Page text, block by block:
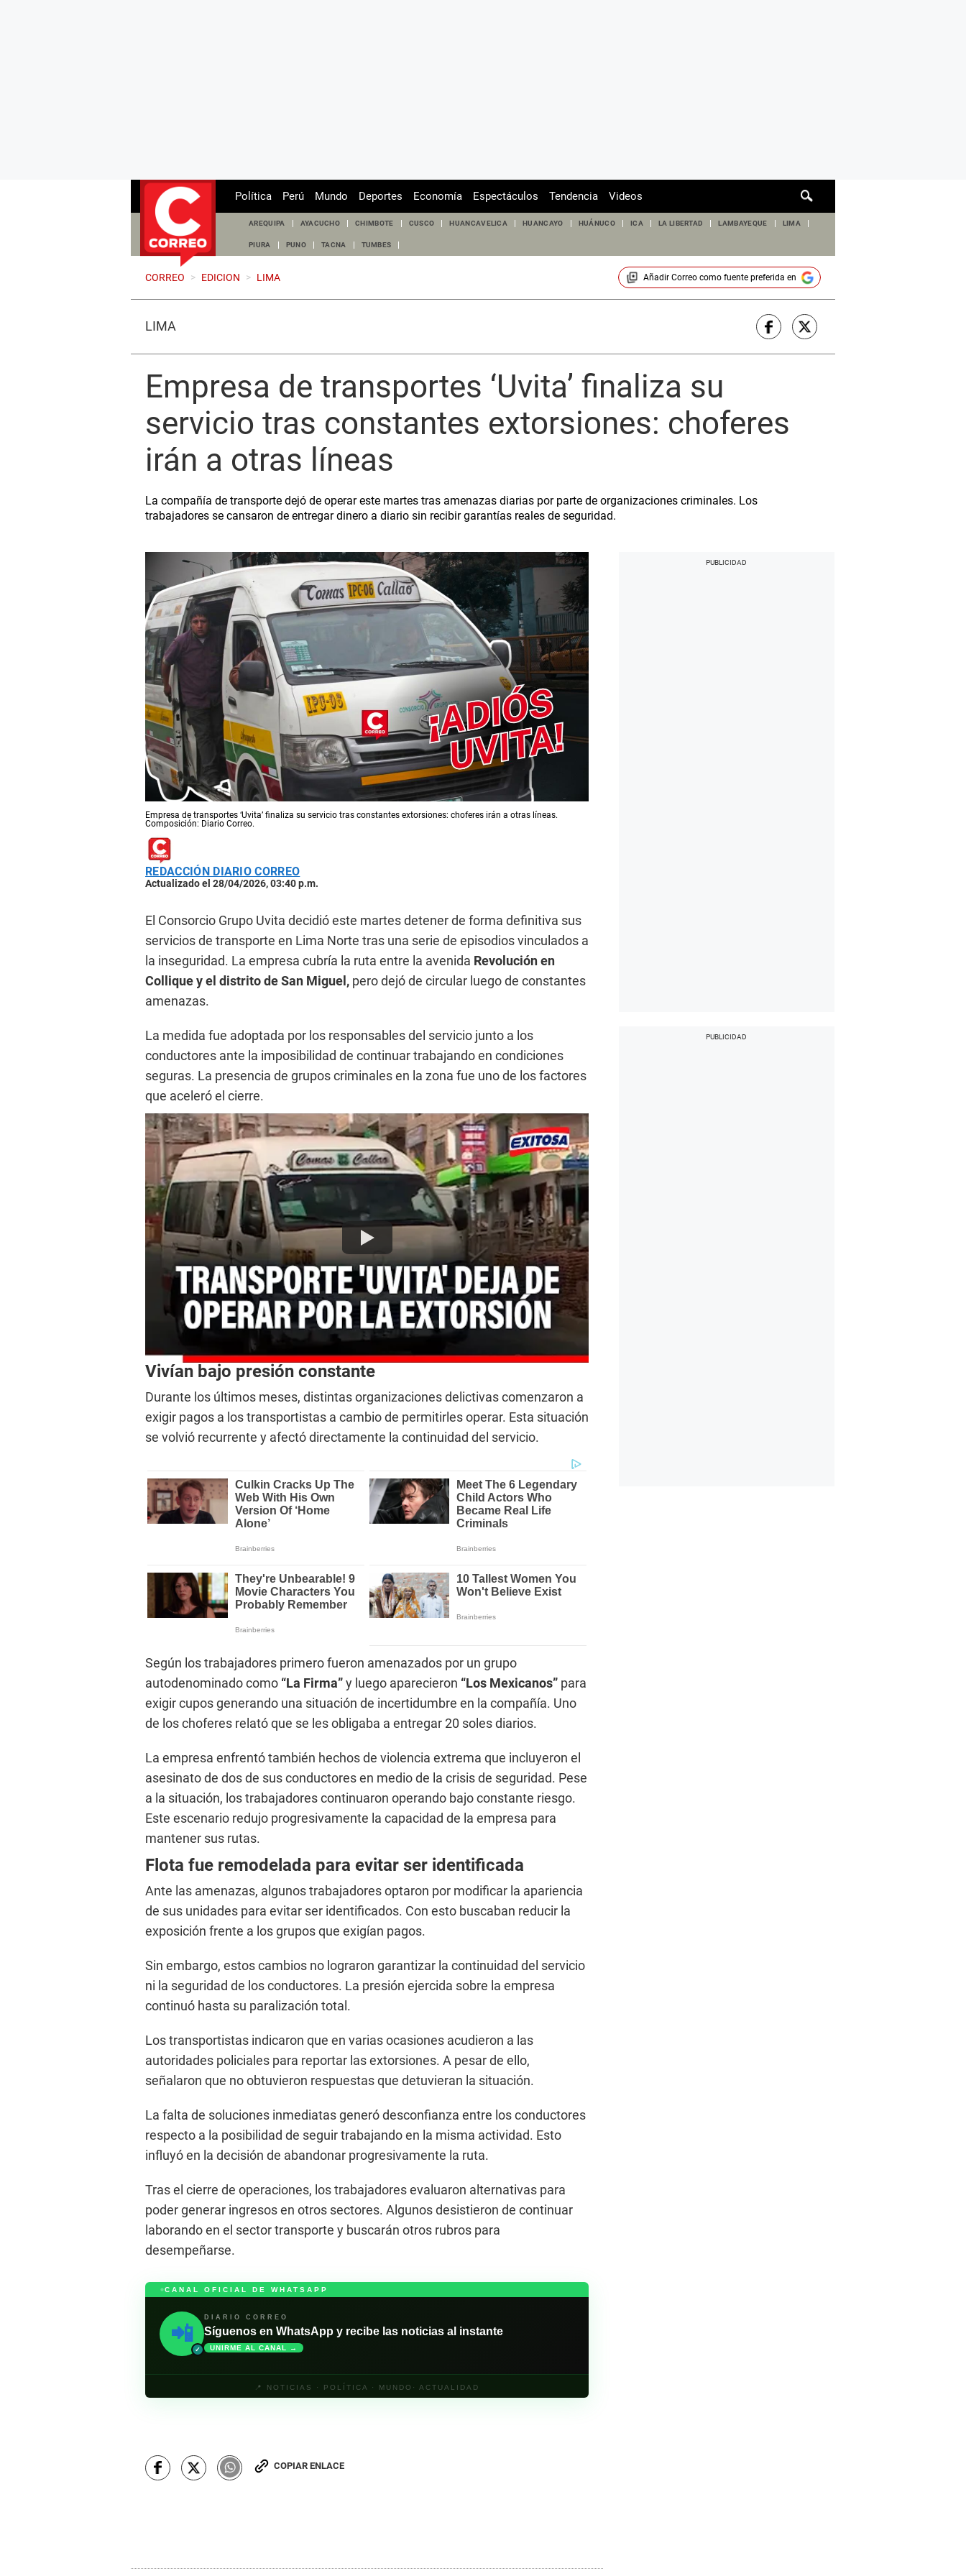
de
Política Perú Mundo Deportes Economía Espectáculos Tendencia Videos
AREQUIPA AYACUCHO CHIMBOTE CUSCO HUANCAVELICA HUANCAYO HUÁNUCO ICA LA LIBERTAD LAMBAYEQUE LIMA
PIURA PUNO TACNA TUMBES
CORREO > EDICION > LIMA Añadir Correocomo fuente preferida en
LIMA
Empresa de transportes ‘Uvita’ finaliza su
servicio tras constantes extorsiones: choferes
irán a otras líneas
La compañía de transporte dejó de operar este martes tras amenazas diarias por parte de organizaciones criminales. Los
trabajadores se cansaron de entregar dinero a diario sin recibir garantías reales de seguridad.
Empresa de transportes ‘Uvita’ finaliza su servicio tras constantes extorsiones: choferes irán a otras líneas.
Composición: Diario Correo.
REDACCIÓN DIARIO CORREO
Actualizado el 28/04/2026, 03:40 p.m.
El Consorcio Grupo Uvita decidió este martes detener de forma definitiva sus
servicios de transporte en Lima Norte tras una serie de episodios vinculados a
la inseguridad. La empresa cubría la ruta entre la avenida Revolución en
Collique y el distrito de San Miguel, pero dejó de circular luego de constantes
amenazas.
La medida fue adoptada por los responsables del servicio junto a los
conductores ante la imposibilidad de continuar trabajando en condiciones
seguras. La presencia de grupos criminales en la zona fue uno de los factores
que aceleró el cierre.
Vivían bajo presión constante
Durante los últimos meses, distintas organizaciones delictivas comenzaron a
exigir pagos a los transportistas a cambio de permitirles operar. Esta situación
se volvió recurrente y afectó directamente la continuidad del servicio.
Según los trabajadores primero fueron amenazados por un grupo
autodenominado como “La Firma”y luego aparecieron “Los Mexicanos” para
exigir cupos generando una situación de incertidumbre en la compañía. Uno
de los choferes relató que se les obligaba a entregar 20 soles diarios.
La empresa enfrentó también hechos de violencia extrema que incluyeron el
asesinato de dos de sus conductores en medio de la crisis de seguridad. Pese
a la situación, los trabajadores continuaron operando bajo constante riesgo.
Este escenario redujo progresivamente la capacidad de la empresa para
mantener sus rutas.
Flota fue remodelada para evitar ser identificada
Ante las amenazas, algunos trabajadores optaron por modificar la apariencia
de sus unidades para evitar ser identificados. Con esto buscaban reducir la
exposición frente a los grupos que exigían pagos.
Sin embargo, estos cambios no lograron garantizar la continuidad del servicio
ni la seguridad de los conductores. La presión ejercida sobre la empresa
continuó hasta su paralización total.
Los transportistas indicaron que en varias ocasiones acudieron a las
autoridades policiales para reportar las extorsiones. A pesar de ello,
señalaron que no obtuvieron respuestas que detuvieran la situación.
La falta de soluciones inmediatas generó desconfianza entre los conductores
respecto a la posibilidad de seguir trabajando en la misma actividad. Esto
influyó en la decisión de abandonar progresivamente la ruta.
Tras el cierre de operaciones, los trabajadores evaluaron alternativas para
poder generar ingresos en otros sectores. Algunos desistieron de continuar
laborando en el sector transporte y buscarán otros rubros para
desempeñarse.
CANAL OFICIAL DE WHATSAPP
📲
✓
DIARIO CORREO
Síguenos en WhatsApp y recibe las noticias al instante
UNIRME AL CANAL →
📍 NOTICIAS · POLÍTICA · MUNDO· ACTUALIDAD
COPIAR ENLACE